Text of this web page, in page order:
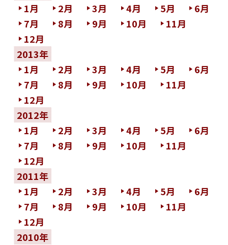
1月
2月 3月 4月 5月
6月
7月
8月 9月 10月
11月
12月
2013年
1月
2月 3月 4月 5月
6月
7月
8月 9月 10月
11月
12月
2012年
1月
2月 3月 4月 5月
6月
7月
8月 9月 10月
11月
12月
2011年
1月
2月 3月 4月 5月
6月
7月
8月 9月 10月
11月
12月
2010年